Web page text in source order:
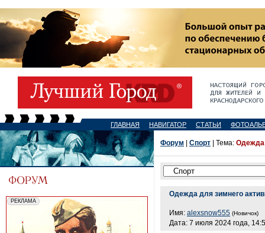
ГЛАВНАЯ НАВИГАТОР СТАТЬИ
Форум Спорт | Тема: Одежда
Одежда для зимнего
Имя: alexsnow555 (Новичок)
Дата: 7 июля 2024 года,